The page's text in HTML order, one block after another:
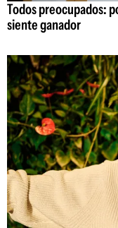
Todos preocupados:
siente ganador